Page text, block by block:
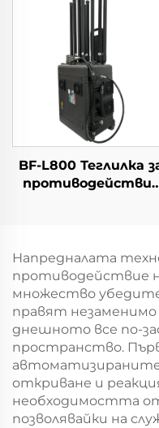
дронове
Портативен
детектор на
сигнали с голям
обхват за FPV
BF-L800 Теглилка
противодействие
Напредналата
противодействие
множество
правят
днешното все по-
пространство.
автоматизираните
откриване и
необходимостта
позволявайки на